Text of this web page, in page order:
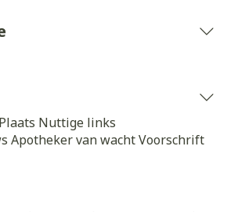
Nuttige links
Apotheker van wachtVoorschrift